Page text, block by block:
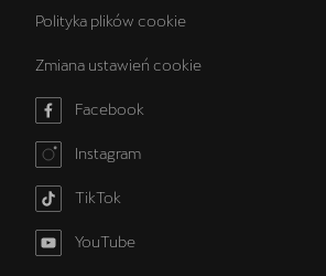
Polityka plików cookie
Zmiana ustawień cookie
Facebook
Instagram
TikTok
YouTube